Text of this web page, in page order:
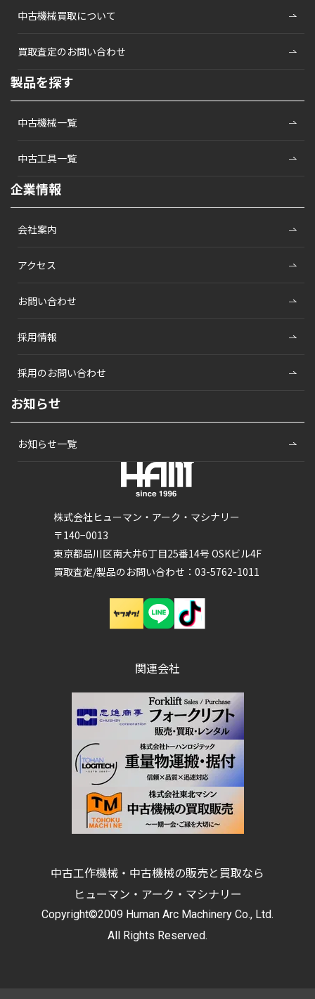
株式会社ヒューマン・アーク・マシナリー
〒140−0013
東京都品川区南大井6丁目25番14号 OSKビル4F
買取査定/製品のお問い合わせ：03-5762-1011
中古機械買取について
買取査定のお問い合わせ
製品を探す
中古機械一覧
中古工具一覧
企業情報
会社案内
アクセス
お問い合わせ
採用情報
採用のお問い合わせ
お知らせ
お知らせ一覧
関連会社
中古工作機械・中古機械の販売と買取なら
ヒューマン・アーク・マシナリー
Copyright©2009 Human Arc Machinery Co., Ltd.
All Rights Reserved.